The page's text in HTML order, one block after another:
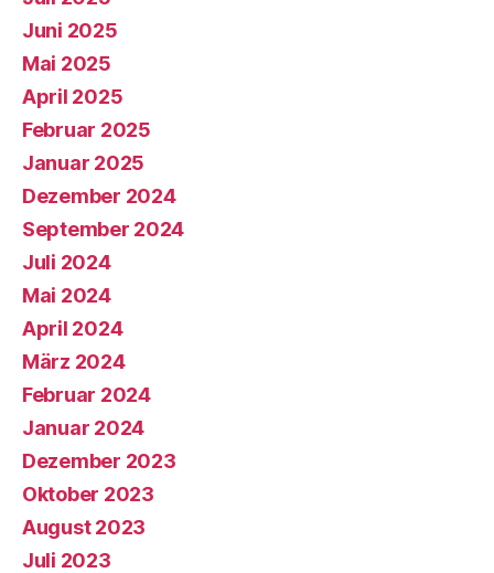
Juni 2025
Mai 2025
April 2025
Februar 2025
Januar 2025
Dezember 2024
September 2024
Juli 2024
Mai 2024
April 2024
März 2024
Februar 2024
Januar 2024
Dezember 2023
Oktober 2023
August 2023
Juli 2023